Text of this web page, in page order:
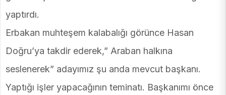
yaptırdı.
Erbakan muhteşem kalabalığı görünce Hasan
Doğru’ya takdir ederek,” Araban halkına
seslenerek” adayımız şu anda mevcut başkanı.
Yaptığı işler yapacağının teminatı. Başkanımı önce